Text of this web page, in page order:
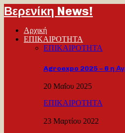
Βερενίκη News!
Αρχική
ΕΠΙΚΑΙΡΟΤΗΤΑ
ΕΠΙΚΑΙΡΟΤΗΤΑ
Agroexpo 2025 – 6 η
20 Μαΐου 2025
ΕΠΙΚΑΙΡΟΤΗΤΑ
23 Μαρτίου 2022